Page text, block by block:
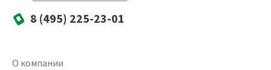
8 (495) 225-23-01
О компании